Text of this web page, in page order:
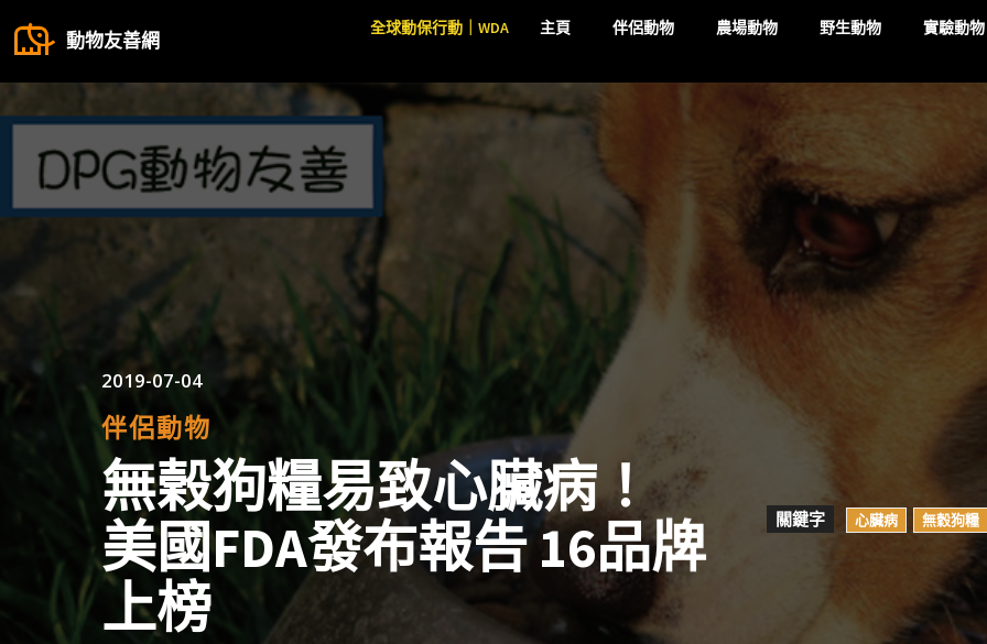
動物友善網
全球動保行動｜WDA 主頁 伴侶動物 農場動物 野生動物 實驗動物
2019-07-04
伴侶動物
無榖狗糧易致心臟病！
美國FDA發布報告 16品牌
上榜
關鍵字 心臟病 無穀狗糧